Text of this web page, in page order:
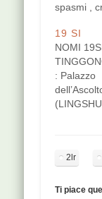
spasmi ,
sanguigno
ZI
valore,
innate MAI
modello
19 SI
NOMI
: Palazzo
dell’Ascolto
di
2lr
Ti piace